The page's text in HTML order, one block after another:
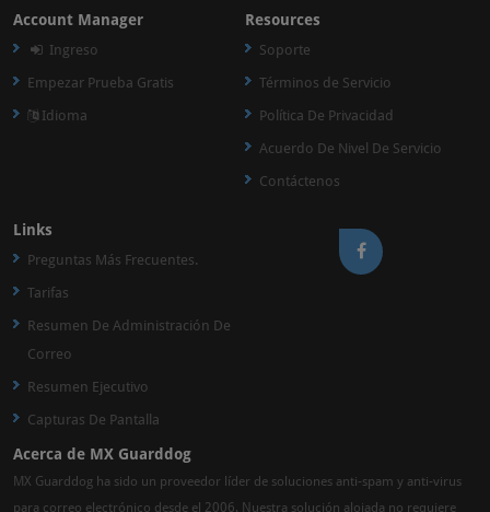
Account Manager
Ingreso
Empezar Prueba Gratis
Idioma
Resources
Soporte
Términos de Servicio
Política De Privacidad
Acuerdo De Nivel De Servicio
Contáctenos
Links
Preguntas Más Frecuentes.
Tarifas
Resumen De Administración De
Correo
Resumen Ejecutivo
Capturas De Pantalla
Acerca de MX Guarddog
MX Guarddog ha sido un proveedor líder de soluciones anti-spam y anti-virus
para correo electrónico desde el 2006. Nuestra solución alojada no requiere